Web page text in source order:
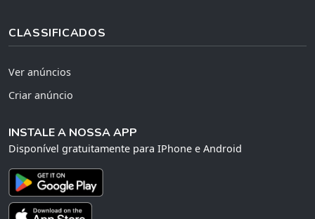
CLASSIFICADOS
Ver anúncios
Criar anúncio
INSTALE A NOSSA APP
Disponível gratuitamente para IPhone e Android